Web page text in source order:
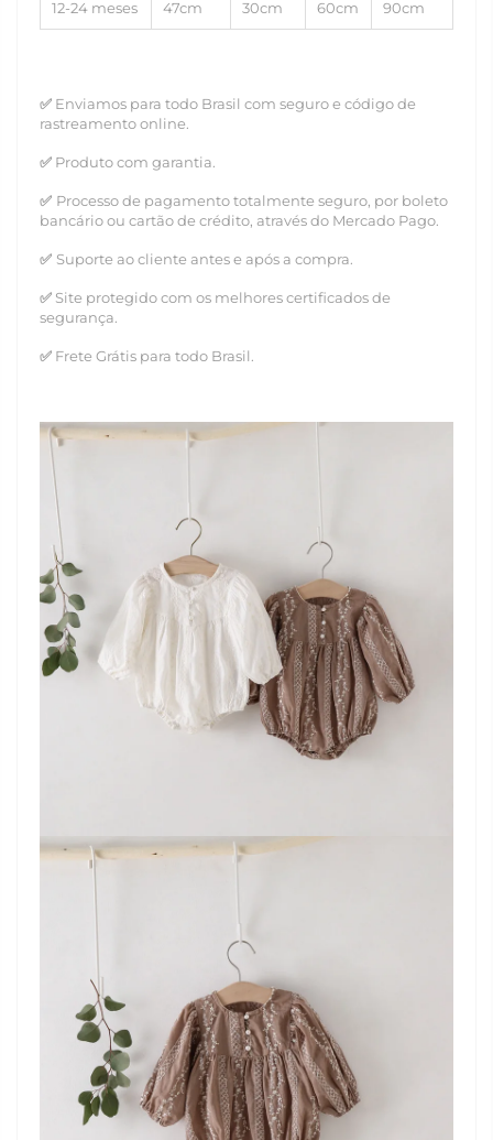
12-24 meses 47cm 30cm 60cm 90cm
✅ Enviamos para todo Brasil com seguro e código de
rastreamento online.
✅ Produto com garantia.
✅ Processo de pagamento totalmente seguro, por boleto
bancário ou cartão de crédito, através do Mercado Pago.
✅ Suporte ao cliente antes e após a compra.
✅ Site protegido com os melhores certificados de
segurança.
✅ Frete Grátis para todo Brasil.